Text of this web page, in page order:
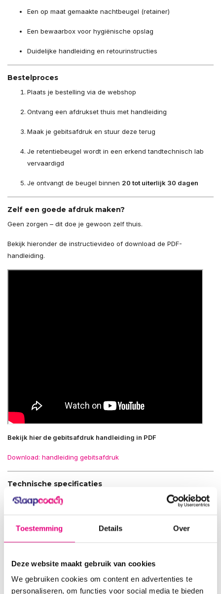
Toestemming Details Over
Deze website maakt gebruik van cookies
We gebruiken cookies om content en advertenties te
personaliseren, om functies voor social media te bieden
Een op maat gemaakte nachtbeugel (retainer)
Een bewaarbox voor hygiënische opslag
Duidelijke handleiding en retourinstructies
Bestelproces
Plaats je bestelling via de webshop
Ontvang een afdrukset thuis met handleiding
Maak je gebitsafdruk en stuur deze terug
Je retentiebeugel wordt in een erkend tandtechnisch lab
vervaardigd
Je ontvangt de beugel binnen 20 tot uiterlijk 30 dagen
Zelf een goede afdruk maken?
Geen zorgen – dit doe je gewoon zelf thuis.
Bekijk hieronder de instructievideo of download de PDF-
handleiding.
Bekijk hier de gebitsafdruk handleiding in PDF
Download: handleiding gebitsafdruk
Technische specificaties
Materiaal: transparant medisch kunststof
Reiniging: dagelijks spoelen, wekelijks met reinigingstablet